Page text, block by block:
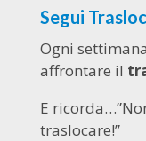
Segui
Ogni
affrontare il
E
traslocare!”